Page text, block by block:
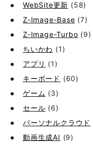
WebSite更新 (58)
Z-Image-Base (7)
Z-Image-Turbo (9)
ちいかわ (1)
アプリ (1)
キーボード (60)
ゲーム (3)
セール (6)
パーソナルクラウド
動画生成AI (9)